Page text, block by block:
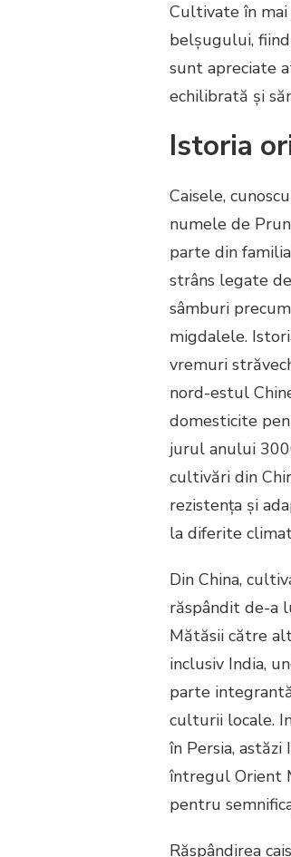
Cultivate în
belșugului,
sunt apreciate
echilibrată și
Istoria
Caisele,
numele de
parte din
strâns legate
sâmburi
migdalele.
vremuri
nord-estul
domesticite
jurul anului
cultivări din
rezistența și
la diferite
Din China,
răspândit de-a
Mătăsii către
inclusiv India,
parte
culturii locale.
în Persia,
întregul Orient
pentru
Răspândirea